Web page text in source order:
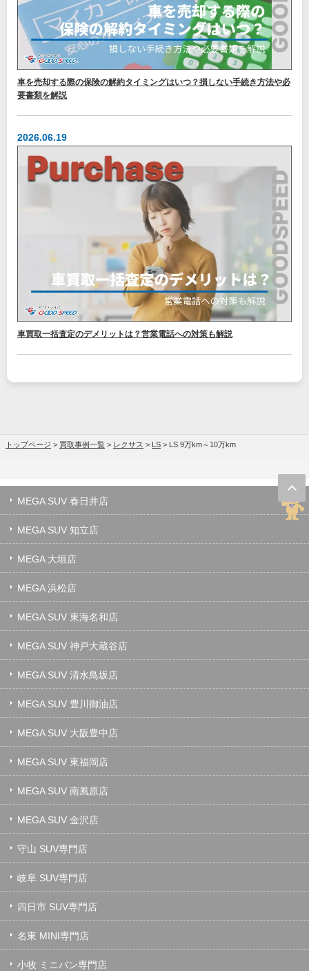
車を売却する際の保険の解約タイミングはいつ？損しない手続き方法や必
要書類を解説
2026.06.19
車買取一括査定のデメリットは？営業電話への対策も解説
トップページ > 買取事例一覧 > レクサス > LS > LS 9万km～10万km
MEGA SUV 春日井店
MEGA SUV 知立店
MEGA 大垣店
MEGA 浜松店
MEGA SUV 東海名和店
MEGA SUV 神戸大蔵谷店
MEGA SUV 清水鳥坂店
MEGA SUV 豊川御油店
MEGA SUV 大阪豊中店
MEGA SUV 東福岡店
MEGA SUV 南風原店
MEGA SUV 金沢店
守山 SUV専門店
岐阜 SUV専門店
四日市 SUV専門店
名東 MINI専門店
小牧 ミニバン専門店